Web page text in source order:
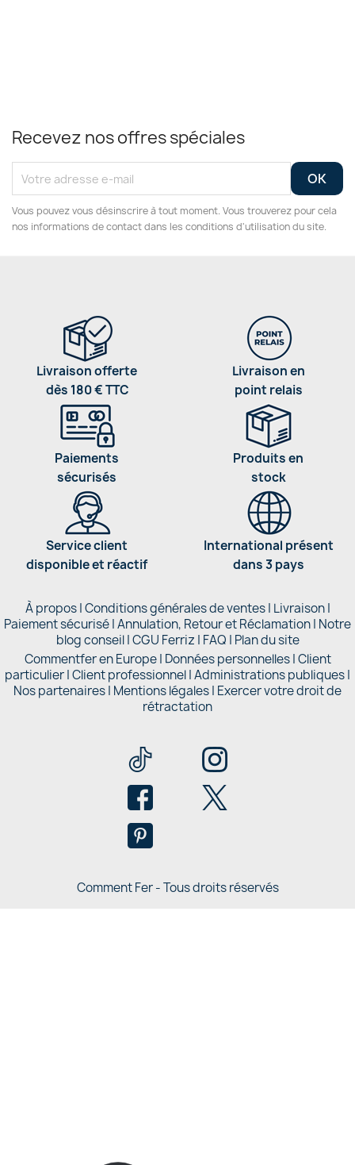
Recevez nos offres spéciales
Vous pouvez vous désinscrire à tout moment. Vous trouverez pour cela
nos informations de contact dans les conditions d'utilisation du site.
Livraison offerte
dès 180 € TTC
Livraison en
point relais
Paiements
sécurisés
Produits en
stock
Service client
disponible et réactif
International présent
dans 3 pays
À propos|Conditions générales de ventes| Livraison|
Paiement sécurisé|Annulation, Retour et Réclamation| Notre
blog conseil|CGU Ferriz | FAQ | Plan du site
Commentfer en Europe| Données personnelles|Client
particulier|Client professionnel|Administrations publiques|
Nos partenaires | Mentions légales| Exercer votre droit de
rétractation
Comment Fer - Tous droits réservés